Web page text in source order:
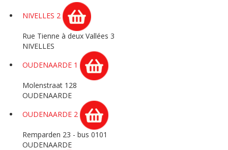
NIVELLES 2
Rue Tienne à deux Vallées 3
NIVELLES
OUDENAARDE 1
Molenstraat 128
OUDENAARDE
OUDENAARDE 2
Remparden 23 - bus 0101
OUDENAARDE